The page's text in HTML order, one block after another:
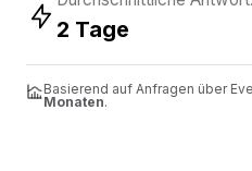
2 Tage
Basierend auf Anfragen über
Monaten.